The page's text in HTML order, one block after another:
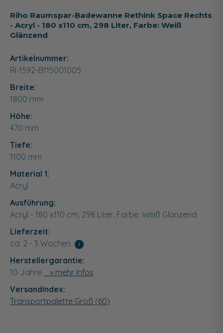
Riho Raumspar-Badewanne Rethink Space Rechts
- Acryl - 180 x110 cm, 298 Liter, Farbe: Weiß
Glänzend
Artikelnummer:
RI-1592-B115001005
Breite:
1800 mm
Höhe:
470 mm
Tiefe:
1100 mm
Material 1:
Acryl
Ausführung:
Acryl - 180 x110 cm, 298 Liter, Farbe: Weiß Glänzend
Lieferzeit:
ca. 2 - 3 Wochen
i
Herstellergarantie:
10 Jahre
» mehr Infos
Versandindex:
Transportpalette Groß (60)